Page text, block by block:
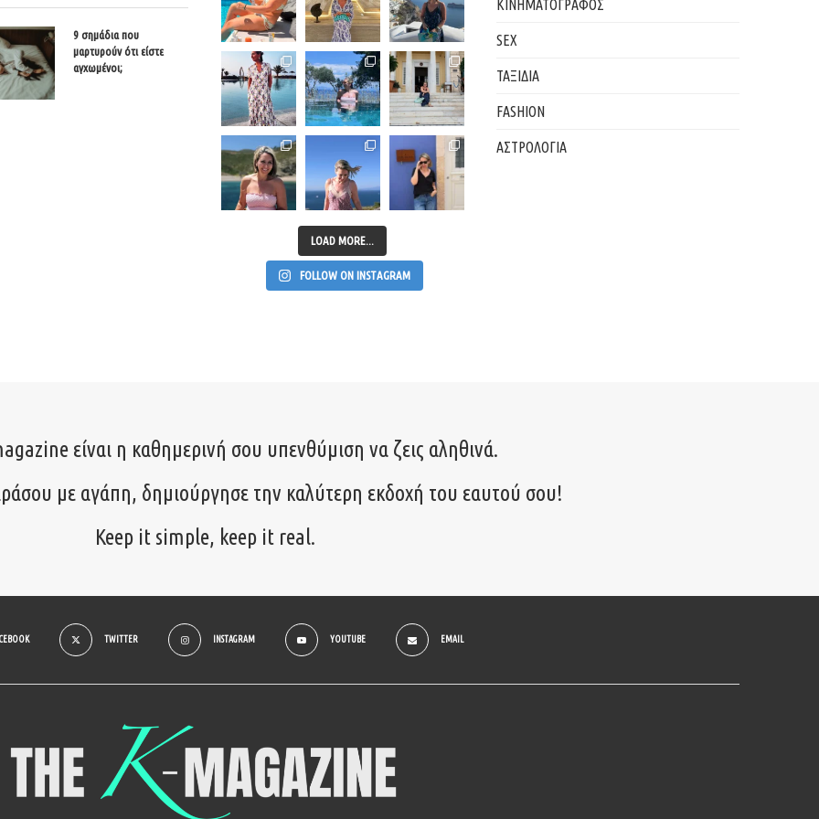
9 σημάδια που
μαρτυρούν ότι είστε
αγχωμένοι;
LOAD MORE...
FOLLOW ON INSTAGRAM
ΚΙΝΗΜΑΤΟΓΡΑΦΟΣ
SEX
ΤΑΞΙΔΙΑ
FASHION
ΑΣΤΡΟΛΟΓΙΑ
είναι η καθημερινή σου υπενθύμιση να ζεις αληθινά.
με αγάπη, δημιούργησε την καλύτερη εκδοχή του εαυτού σου!
Keep it simple, keep it real.
TWITTER INSTAGRAM YOUTUBE EMAIL